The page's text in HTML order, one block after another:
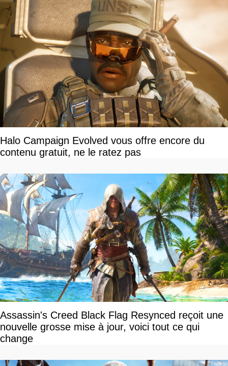
Halo Campaign Evolved vous offre encore du
contenu gratuit, ne le ratez pas
Assassin's Creed Black Flag Resynced reçoit une
nouvelle grosse mise à jour, voici tout ce qui
change